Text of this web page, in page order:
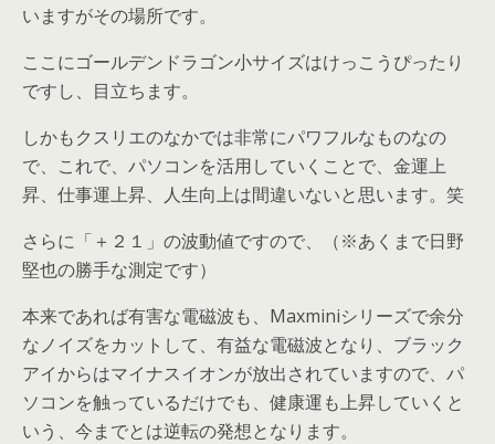
いますがその場所です。
ここにゴールデンドラゴン小サイズはけっこうぴったり
ですし、目立ちます。
しかもクスリエのなかでは非常にパワフルなものなの
で、これで、パソコンを活用していくことで、金運上
昇、仕事運上昇、人生向上は間違いないと思います。笑
さらに「＋２１」の波動値ですので、（※あくまで日野
堅也の勝手な測定です）
本来であれば有害な電磁波も、Maxminiシリーズで余分
なノイズをカットして、有益な電磁波となり、ブラック
アイからはマイナスイオンが放出されていますので、パ
ソコンを触っているだけでも、健康運も上昇していくと
いう、今までとは逆転の発想となります。